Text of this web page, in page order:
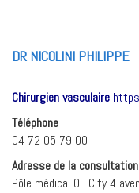
DR NICOLINI PHILIPPE
Chirurgien vasculaire
Téléphone
04 72 05 79 00
Adresse de la consultation
Pôle médical OL City 4